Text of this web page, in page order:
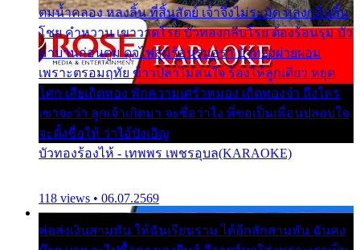
ตมน้ำคลอง หลงลิ้น ที่สิ้นสัตย์ เจ้าจึงไม่ระมัด หลงกลิ่นลิ้น
โชย คำหวาน เขาวาดโรย บัวทองกลีบโรย ต้องร้อนรุม บัว
มาบานก่อนตูม ดุจไฟสุมร้อนรุมอุรา บัวทองผ่ายผอม
เพราะตรอมฤทัย ข้าวปลาไม่สนใจ ร้องไห้ลูกเดียว หยุด
โศก เสียเถิดทอง พักความเศร้าหมอง เถิดทองจ๋า ถึงใคร
เขาจะว่า ลูกเจ้าเกิดมา จะชื่อว่าไง พี่ขอเป็นเพื่อนปลอบใจ
จะตั้งชื่อให้ ว่าไอ้บังเอิญ
บัวทองร้องไห้ - เทพพร เพชรอุบล(KARAOKE)
118 views • 06.07.2569
พ่อส่งเงินสามพัน ให้ฉันเรียนราม ได้อีกสักสามพัน ฉันคง